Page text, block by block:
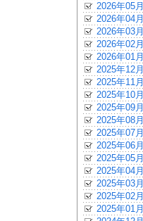
2026年05月
2026年04月
2026年03月
2026年02月
2026年01月
2025年12月
2025年11月
2025年10月
2025年09月
2025年08月
2025年07月
2025年06月
2025年05月
2025年04月
2025年03月
2025年02月
2025年01月